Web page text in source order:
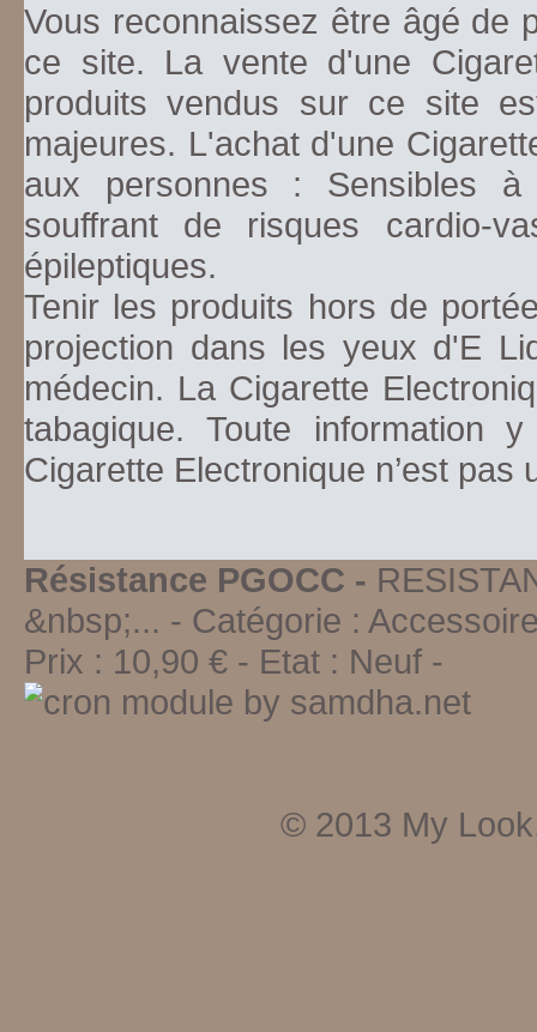
Vous reconnaissez être âgé de
ce site. La vente d'une
produits vendus sur ce site
majeures. L'achat d'une
aux personnes : Sensibles
souffrant de risques cardio-
épileptiques.
Tenir les produits hors de
projection dans les yeux d'E
médecin. La Cigarette
tabagique. Toute information
Cigarette Electronique n’est pas
Résistance PGOCC -
&nbsp;... - Catégorie :
Prix : 10,90 € - Etat : Neuf -
© 2013 My Look